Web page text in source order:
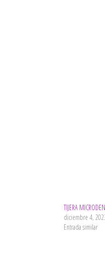
TIJERA
diciembre 4,
Entrada similar